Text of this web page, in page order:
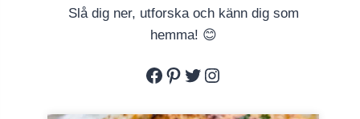
Slå dig ner, utforska och känn dig som
hemma! 😊
Facebook
Pinterest
Twitter
Instagram